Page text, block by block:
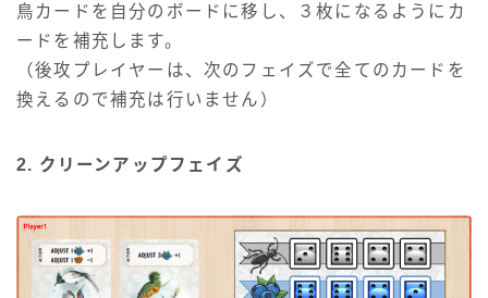
鳥カードを自分のボードに移し、３枚になるようにカ
ードを補充します。
（後攻プレイヤーは、次のフェイズで全てのカードを
換えるので補充は行いません）
2. クリーンアップフェイズ